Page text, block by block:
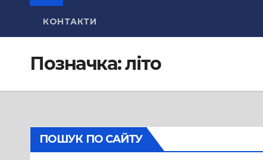
КОНТАКТИ
Позначка:літо
ПОШУК ПО САЙТУ